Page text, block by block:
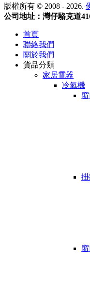
版權所有 © 2008 - 2026.
公司地址：灣仔駱克道
首頁
聯絡我們
關於我們
貨品分類
家居電器
冷氣機